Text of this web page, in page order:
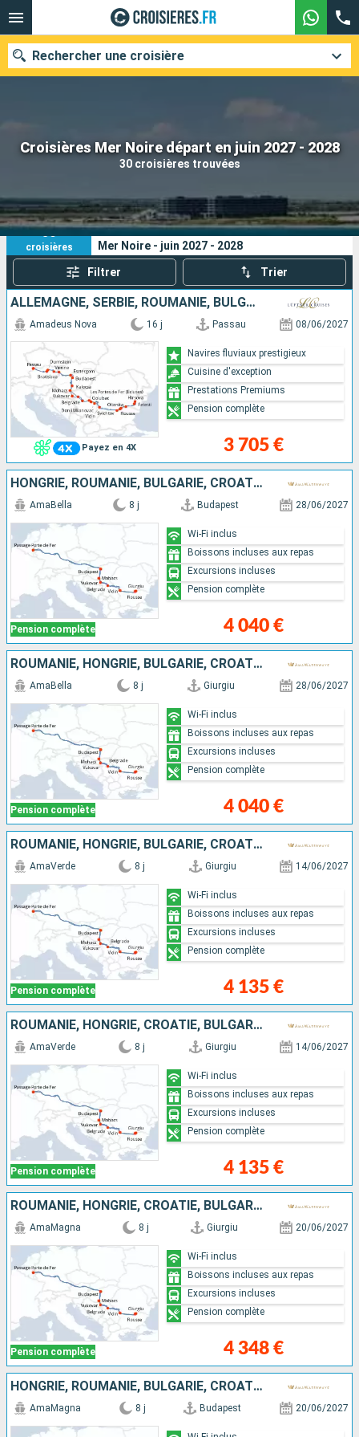
Croisières Mer Noire départ en juin 2027 - 2028
30 croisières trouvées
Rechercher une croisière
Nos destinations
Ports Compagnies
Rechercher
30
croisières
Vos critères de recherche :
Mer Noire - juin 2027 - 2028
Filtrer Trier
ALLEMAGNE, SERBIE, ROUMANIE, BULGARIE, CROATIE, HONGRIE, SLOVAQUIE, AUTRICHE
Payez en 4X
Amadeus Nova 16 j Passau 08/06/2027
3 705 €
Navires fluviaux prestigieux
Cuisine d'exception
Prestations Premiums
Pension complète
HONGRIE, ROUMANIE, BULGARIE, CROATIE, SERBIE
Pension complète
AmaBella 8 j Budapest 28/06/2027
4 040 €
Wi-Fi inclus
Boissons incluses aux repas
Excursions incluses
Pension complète
ROUMANIE, HONGRIE, BULGARIE, CROATIE, SERBIE
Pension complète
AmaBella 8 j Giurgiu 28/06/2027
4 040 €
Wi-Fi inclus
Boissons incluses aux repas
Excursions incluses
Pension complète
ROUMANIE, HONGRIE, BULGARIE, CROATIE, SERBIE
Pension complète
AmaVerde 8 j Giurgiu 14/06/2027
4 135 €
Wi-Fi inclus
Boissons incluses aux repas
Excursions incluses
Pension complète
ROUMANIE, HONGRIE, CROATIE, BULGARIE, SERBIE
Pension complète
AmaVerde 8 j Giurgiu 14/06/2027
4 135 €
Wi-Fi inclus
Boissons incluses aux repas
Excursions incluses
Pension complète
ROUMANIE, HONGRIE, CROATIE, BULGARIE, SERBIE
Pension complète
AmaMagna 8 j Giurgiu 20/06/2027
4 348 €
Wi-Fi inclus
Boissons incluses aux repas
Excursions incluses
Pension complète
HONGRIE, ROUMANIE, BULGARIE, CROATIE, SERBIE
AmaMagna 8 j Budapest 20/06/2027